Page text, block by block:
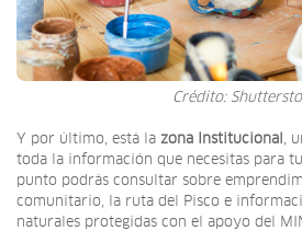
Crédito:
Y por último, está la zona Institucional ,
toda la información que necesitas para
punto podrás consultar sobre
comunitario, la ruta del Pisco e
naturales protegidas con el apoyo del